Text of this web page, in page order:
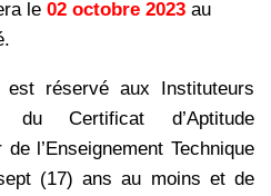
le 02 octobre 2023 au
est réservé aux Instituteurs
du Certificat d’Aptitude
de l’Enseignement Technique
(17) ans au moins et de